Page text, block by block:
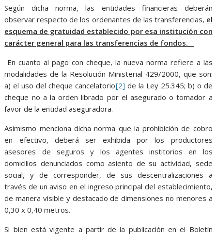
Según dicha norma, las entidades financieras deberán
observar respecto de los ordenantes de las transferencias, el
esquema de gratuidad establecido por esa institución con
carácter general para las transferencias de fondos.
En cuanto al pago con cheque, la nueva norma refiere a las
modalidades de la Resolución Ministerial 429/2000, que son:
a) el uso del cheque cancelatorio[2] de la Ley 25.345; b) o de
cheque no a la orden librado por el asegurado o tomador a
favor de la entidad aseguradora.
Asimismo menciona dicha norma que la prohibición de cobro
en efectivo, deberá ser exhibida por los productores
asesores de seguros y los agentes institorios en los
domicilios denunciados como asiento de su actividad, sede
social, y de corresponder, de sus descentralizaciones a
través de un aviso en el ingreso principal del establecimiento,
de manera visible y destacado de dimensiones no menores a
0,30 x 0,40 metros.
Si bien está vigente a partir de la publicación en el Boletín